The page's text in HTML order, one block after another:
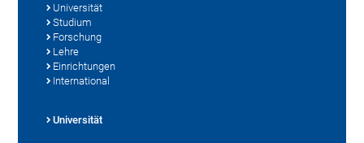
Universität
Studium
Forschung
Lehre
Einrichtungen
International
Universität